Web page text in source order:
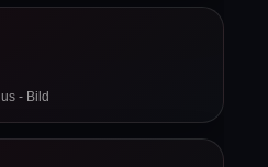
- Bild